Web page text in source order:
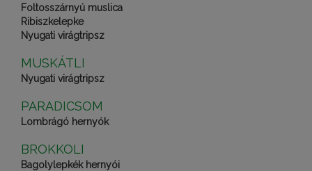
Foltosszárnyú muslica
Ribiszkelepke
Nyugati virágtripsz
MUSKÁTLI
Nyugati virágtripsz
PARADICSOM
Lombrágó hernyók
BROKKOLI
Bagolylepkék hernyói